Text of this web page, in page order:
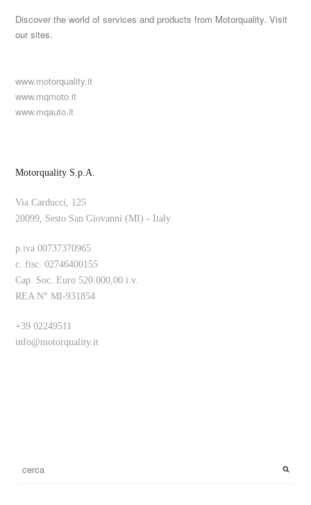
Discover the world of services and products from Motorquality. Visit
our sites.
www.motorquality.it
www.mqmoto.it
www.mqauto.it
Motorquality S.p.A.
Via Carducci, 125
20099, Sesto San Giovanni (MI) - Italy
p.iva 00737370965
c. fisc. 02746400155
Cap. Soc. Euro 520.000,00 i.v.
REA N° MI-931854
+39 02249511
info@motorquality.it